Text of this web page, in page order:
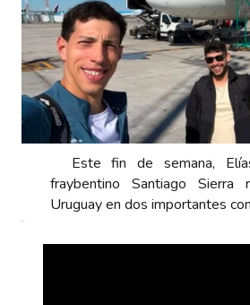
Este fin de semana,
fraybentino Santiago Sierra
Uruguay en dos importantes